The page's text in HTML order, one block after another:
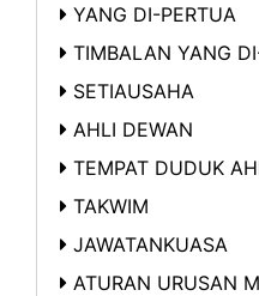
YANG DI-PERTUA
TIMBALAN YANG
SETIAUSAHA
AHLI DEWAN
TEMPAT DUDUK
TAKWIM
JAWATANKUASA
ATURAN URUSAN